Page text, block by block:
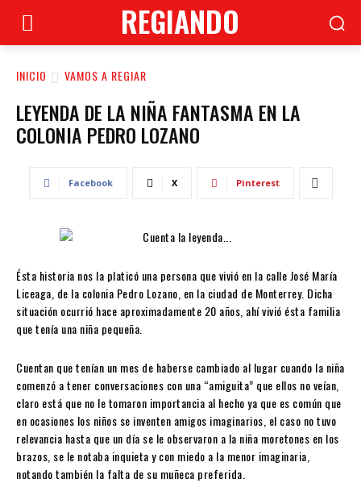
REGIANDO
INICIO VAMOS A REGIAR
LEYENDA DE LA NIÑA FANTASMA EN LA
COLONIA PEDRO LOZANO
Facebook X Pinterest
Ésta historia nos la platicó una persona que vivió en la calle José María
Liceaga, de la colonia Pedro Lozano, en la ciudad de Monterrey. Dicha
situación ocurrió hace aproximadamente 20 años, ahí vivió ésta familia
que tenía una niña pequeña.
Cuentan que tenían un mes de haberse cambiado al lugar cuando la niña
comenzó a tener conversaciones con una “amiguita” que ellos no veían,
claro está que no le tomaron importancia al hecho ya que es común que
en ocasiones los niños se inventen amigos imaginarios, el caso no tuvo
relevancia hasta que un día se le observaron a la niña moretones en los
brazos, se le notaba inquieta y con miedo a la menor imaginaria,
notando también la falta de su muñeca preferida.